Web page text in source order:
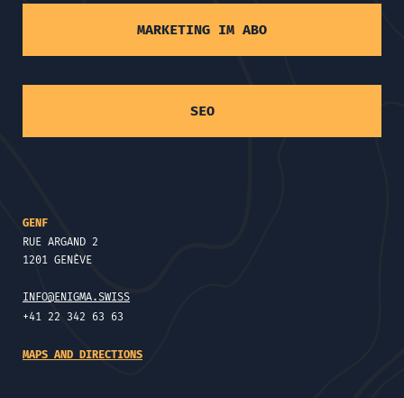
MARKETING IM ABO
SEO
GENF
RUE ARGAND 2
1201 GENÈVE
INFO@ENIGMA.SWISS
+41 22 342 63 63
MAPS AND DIRECTIONS